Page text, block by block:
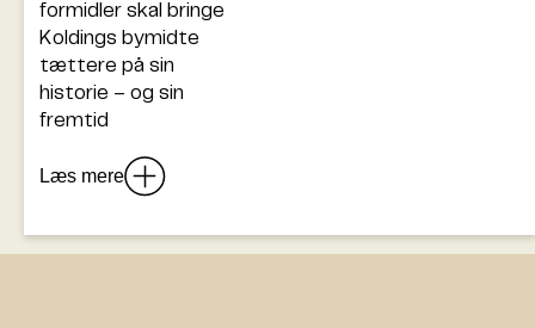
formidler skal bringe
Koldings bymidte
tættere på sin
historie – og sin
fremtid
Læs mere